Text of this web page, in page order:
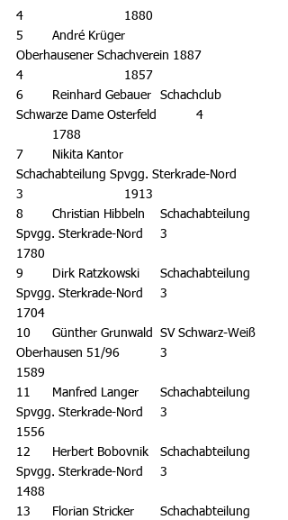
4			1880
5	André Krüger
Oberhausener Schachverein 1887
4			1857
6	Reinhard Gebauer	Schachclub
Schwarze Dame Osterfeld		4
	1788
7	Nikita Kantor
Schachabteilung Spvgg. Sterkrade-Nord
3			1913
8	Christian Hibbeln	Schachabteilung
Spvgg. Sterkrade-Nord	3
1780
9	Dirk Ratzkowski	Schachabteilung
Spvgg. Sterkrade-Nord	3
1704
10	Günther Grunwald	SV Schwarz-Weiß
Oberhausen 51/96		3
1589
11	Manfred Langer	Schachabteilung
Spvgg. Sterkrade-Nord	3
1556
12	Herbert Bobovnik	Schachabteilung
Spvgg. Sterkrade-Nord	3
1488
13	Florian Stricker	Schachabteilung